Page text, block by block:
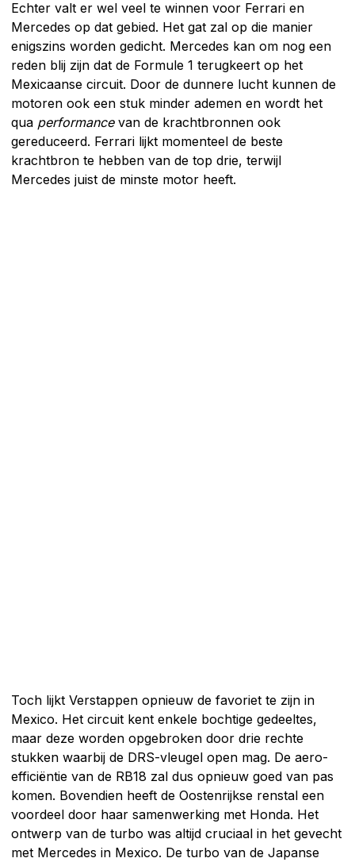
Echter valt er wel veel te winnen voor Ferrari en
Mercedes op dat gebied. Het gat zal op die manier
enigszins worden gedicht. Mercedes kan om nog een
reden blij zijn dat de Formule 1 terugkeert op het
Mexicaanse circuit. Door de dunnere lucht kunnen de
motoren ook een stuk minder ademen en wordt het
qua performance van de krachtbronnen ook
gereduceerd. Ferrari lijkt momenteel de beste
krachtbron te hebben van de top drie, terwijl
Mercedes juist de minste motor heeft.
Toch lijkt Verstappen opnieuw de favoriet te zijn in
Mexico. Het circuit kent enkele bochtige gedeeltes,
maar deze worden opgebroken door drie rechte
stukken waarbij de DRS-vleugel open mag. De aero-
efficiëntie van de RB18 zal dus opnieuw goed van pas
komen. Bovendien heeft de Oostenrijkse renstal een
voordeel door haar samenwerking met Honda. Het
ontwerp van de turbo was altijd cruciaal in het gevecht
met Mercedes in Mexico. De turbo van de Japanse